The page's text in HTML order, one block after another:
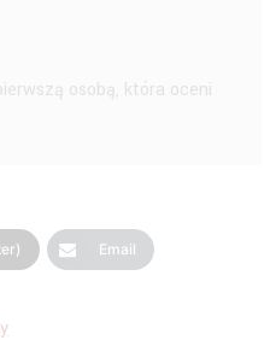
osobą, która oceni
Email